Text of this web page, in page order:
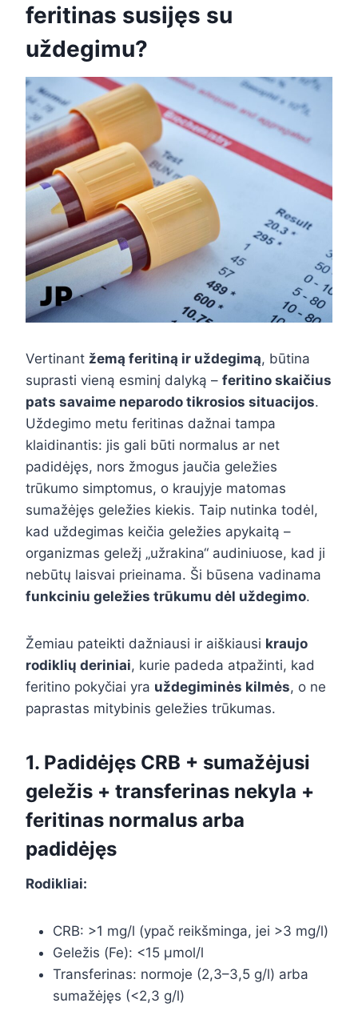
feritinas susijęs su
uždegimu?
Vertinant žemą feritiną ir uždegimą, būtina
suprasti vieną esminį dalyką – feritino skaičius
pats savaime neparodo tikrosios situacijos.
Uždegimo metu feritinas dažnai tampa
klaidinantis: jis gali būti normalus ar net
padidėjęs, nors žmogus jaučia geležies
trūkumo simptomus, o kraujyje matomas
sumažėjęs geležies kiekis. Taip nutinka todėl,
kad uždegimas keičia geležies apykaitą –
organizmas geležį „užrakina“ audiniuose, kad ji
nebūtų laisvai prieinama. Ši būsena vadinama
funkciniu geležies trūkumu dėl uždegimo.
Žemiau pateikti dažniausi ir aiškiausi kraujo
rodiklių deriniai, kurie padeda atpažinti, kad
feritino pokyčiai yra uždegiminės kilmės, o ne
paprastas mitybinis geležies trūkumas.
1. Padidėjęs CRB + sumažėjusi
geležis + transferinas nekyla +
feritinas normalus arba
padidėjęs
Rodikliai:
CRB: >1 mg/l (ypač reikšminga, jei >3 mg/l)
Geležis (Fe): <15 µmol/l
Transferinas: normoje (2,3–3,5 g/l) arba
sumažėjęs (<2,3 g/l)